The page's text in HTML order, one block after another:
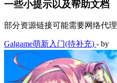
一些小提示以及帮助文档
部分资源链接可能需要网络代理
Galgame萌新入门(待补充) - by